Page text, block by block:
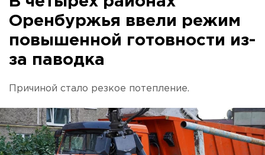
Оренбуржья ввели режим
повышенной готовности из-
за паводка
Причиной стало резкое потепление.